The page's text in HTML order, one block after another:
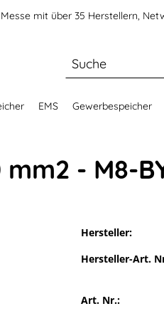
springen
Messe mit über 35 Herstellern,
EMS Gewerbespeicher
- M8-
Hersteller:
Hersteller-Art.
Art. Nr.: